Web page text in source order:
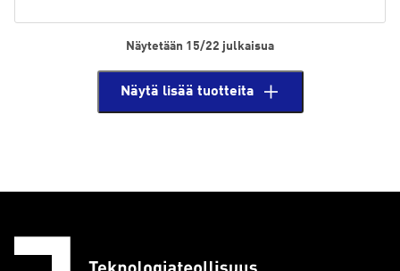
Näytetään 15/22 julkaisua
Näytä lisää tuotteita